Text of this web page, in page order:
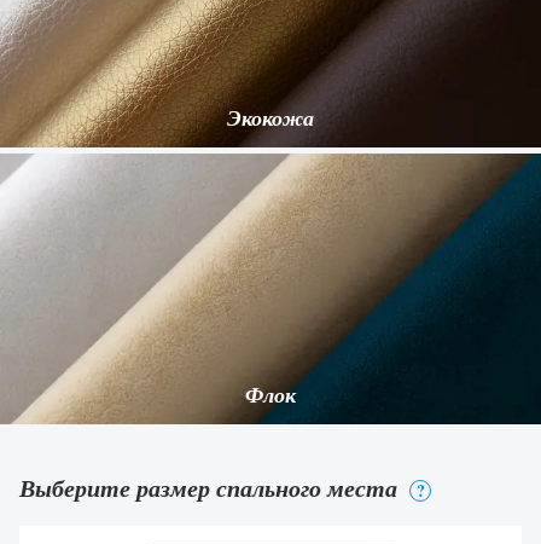
Экокожа
Флок
Выберите размер спального места ?